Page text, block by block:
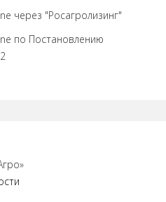
через "Росагролизинг"
по Постановлению